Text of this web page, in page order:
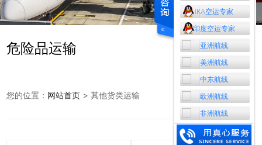
IKA空运专家
印度空运专家
亚洲航线
美洲航线
中东航线
欧洲航线
非洲航线
危险品运输
您的位置： 网站首页 > 其他货类运输